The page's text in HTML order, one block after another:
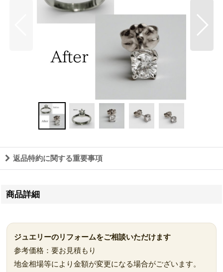
返品特約に関する重要事項
商品詳細
ジュエリーのリフォームをご相談いただけます
参考価格：要お見積もり
地金相場等により金額が変更になる場合がございます。